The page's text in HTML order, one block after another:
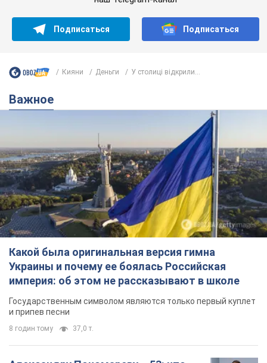
Подписаться Подписаться
Кияни Деньги У столиці відкрили...
Важное
Какой была оригинальная версия гимна
Украины и почему ее боялась Российская
империя: об этом не рассказывают в школе
Государственным символом являются только первый куплет
и припев песни
8 годин тому 37,0 т.